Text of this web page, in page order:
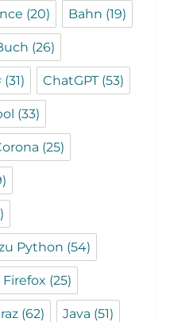
(20) Bahn (19)
(26)
(31) ChatGPT(53)
(33)
(25)
Python (54)
Firefox (25)
(62) Java (51)